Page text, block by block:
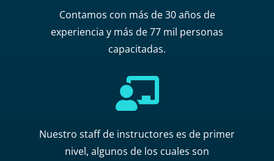
Contamos con más de 30 años de
experiencia y más de 77 mil personas
capacitadas.

Nuestro staff de instructores es de primer
nivel, algunos de los cuales son